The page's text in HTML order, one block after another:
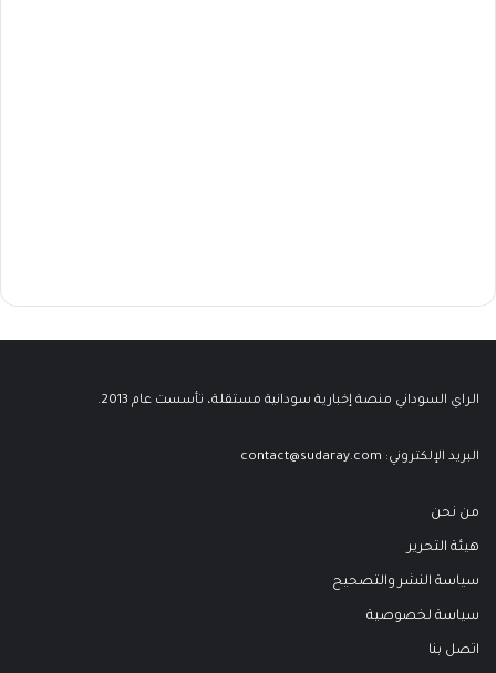
الراي السوداني منصة إخبارية سودانية مستقلة، تأسست عام 2013.
البريد الإلكتروني: contact@sudaray.com
من نحن
هيئة التحرير
سياسة النشر والتصحيح
سياسة لخصوصية
اتصل بنا